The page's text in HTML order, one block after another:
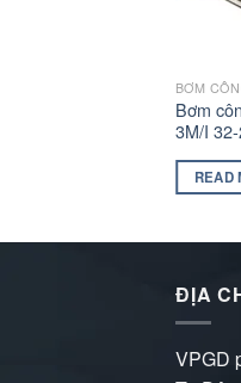
BƠM
Bơm
3M/I
READ
ĐỊA
VPGD